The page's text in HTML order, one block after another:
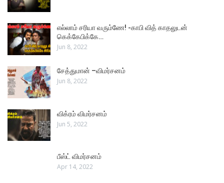
எல்லாம் சரியா வரும்ணே! -காபி வித் காதலுடன்
கெக்கேபிக்கே…
Jun 8, 2022
சேத்துமான் –விமர்சனம்
Jun 8, 2022
விக்ரம் விமர்சனம்
Jun 5, 2022
பீஸ்ட் விமர்சனம்
Apr 14, 2022